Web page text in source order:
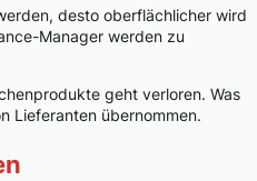
desto oberflächlicher wird
Manager werden zu
geht verloren. Was
Lieferanten übernommen.